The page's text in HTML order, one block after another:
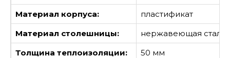
Материал корпуса:
пластификат
Материал столешницы:
нержавеющая сталь
Толщина теплоизоляции:
50 мм